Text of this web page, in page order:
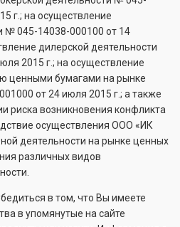
г.; на осуществление
№045-14038-000100 от 14
дилерской деятельности
2015 г.; на осуществление
ценными бумагами на рынке
от 24 июля 2015 г.; а также
риска возникновения конфликта
осуществления ООО «ИК
деятельности на рынке ценных
различных видов
в том, что Вы имеете
в упомянутые на сайте